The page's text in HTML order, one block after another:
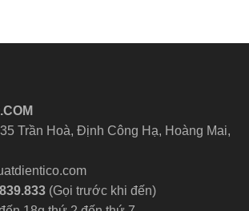
Trần Hoà, Định Công Hạ, Hoàng Mai,
(Gọi trước khi đến)